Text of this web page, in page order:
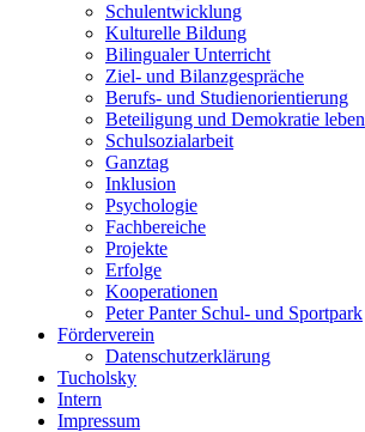
Schulentwicklung
Kulturelle Bildung
Bilingualer Unterricht
Ziel- und Bilanzgespräche
Berufs- und Studienorientierung
Beteiligung und Demokratie leben
Schulsozialarbeit
Ganztag
Inklusion
Psychologie
Fachbereiche
Projekte
Erfolge
Kooperationen
Peter Panter Schul- und Sportpark
Förderverein
Datenschutzerklärung
Tucholsky
Intern
Impressum